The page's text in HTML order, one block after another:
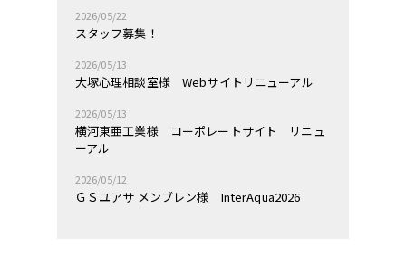
2026/05/22
スタッフ募集！
2026/05/13
大塚心理相談室様 Webサイトリニューアル
2026/05/13
横河東亜工業様 コーポレートサイト リニュ
ーアル
2026/05/12
ＧＳユアサ メンブレン様 InterAqua2026